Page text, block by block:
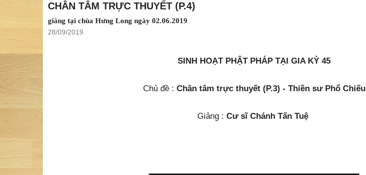
CHÂN TÂM TRỰC THUYẾT (P.4)
giảng tại chùa Hưng Long ngày 02.06.2019
28/09/2019
SINH HOẠT PHẬT PHÁP TẠI GIA KỲ 45
Chủ đề : Chân tâm trực thuyết (P.3) - Thiền sư Phổ Chiếu
Giảng : Cư sĩ Chánh Tấn Tuệ